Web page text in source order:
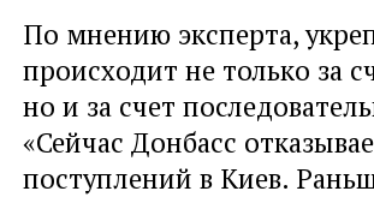
По мнению эксперта,
происходит не только за
но и за счет
«Сейчас Донбасс
поступлений в Киев.